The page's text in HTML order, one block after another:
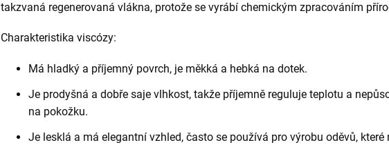
takzvaná regenerovaná vlákna, protože se vyrábí chemickým zpracováním
Charakteristika viscózy:
Má hladký a příjemný povrch, je měkká a hebká na dotek.
Je prodyšná a dobře saje vlhkost, takže příjemně reguluje teplotu a
na pokožku.
Je lesklá a má elegantní vzhled, často se používá pro výrobu oděvů, které